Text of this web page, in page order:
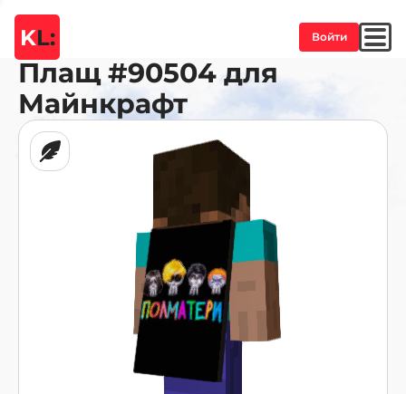
KL: Войти
Плащ #90504 для
Майнкрафт